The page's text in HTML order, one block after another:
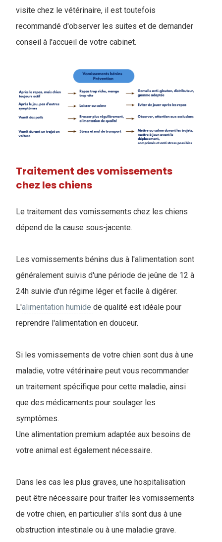
visite chez le vétérinaire, il est toutefois
recommandé d'observer les suites et de demander
conseil à l'accueil de votre cabinet.
Traitement des vomissements
chez les chiens
Le traitement des vomissements chez les chiens
dépend de la cause sous-jacente.
Les vomissements bénins dus à l'alimentation sont
généralement suivis d'une période de jeûne de 12 à
24h suivie d'un régime léger et facile à digérer.
L'alimentation humide de qualité est idéale pour
reprendre l'alimentation en douceur.
Si les vomissements de votre chien sont dus à une
maladie, votre vétérinaire peut vous recommander
un traitement spécifique pour cette maladie, ainsi
que des médicaments pour soulager les
symptômes.
Une alimentation premium adaptée aux besoins de
votre animal est également nécessaire.
Dans les cas les plus graves, une hospitalisation
peut être nécessaire pour traiter les vomissements
de votre chien, en particulier s'ils sont dus à une
obstruction intestinale ou à une maladie grave.